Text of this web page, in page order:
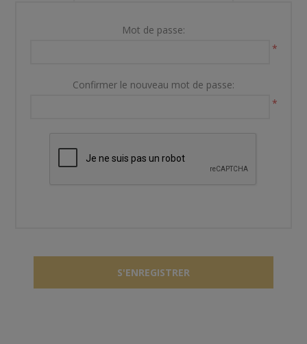
Mot de passe:
*
Confirmer le nouveau mot de passe:
*